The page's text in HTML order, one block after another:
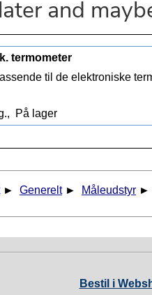
termometer
til de elektroniske
På lager
► Generelt ► Måleudstyr ►
Bestil i